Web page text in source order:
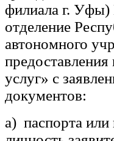
филиала г.
отделение
автономного
услуг» с
документов:
а) паспорта